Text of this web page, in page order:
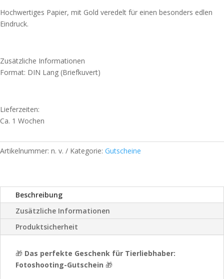
Hochwertiges Papier, mit Gold veredelt für einen besonders edlen
Eindruck.
Zusätzliche Informationen
Format: DIN Lang (Briefkuvert)
Lieferzeiten:
Ca. 1 Wochen
Artikelnummer: n. v. Kategorie: Gutscheine
Beschreibung
Zusätzliche Informationen
Produktsicherheit
🎁 Das perfekte Geschenk für Tierliebhaber:
Fotoshooting-Gutschein 🎁